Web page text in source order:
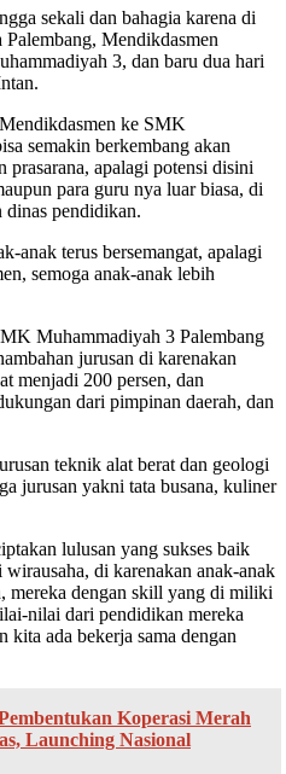
sekali dan bahagia karena di
Mendikdasmen
3, dan baru dua hari
ke SMK
semakin berkembang akan
prasarana, apalagi potensi disini
para guru nya luar biasa, di
dinas pendidikan.
anak terus bersemangat, apalagi
semoga anak-anak lebih
Muhammadiyah 3 Palembang
jurusan di karenakan
menjadi 200 persen, dan
dari pimpinan daerah, dan
teknik alat berat dan geologi
jurusan yakni tata busana, kuliner
lulusan yang sukses baik
di karenakan anak-anak
mereka dengan skill yang di miliki
nilai dari pendidikan mereka
ada bekerja sama dengan
Koperasi Merah
Launching Nasional